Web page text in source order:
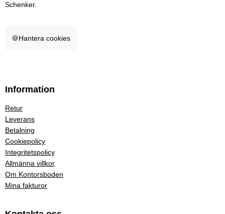
Schenker.
🍪Hantera cookies
Information
Retur
Leverans
Betalning
Cookiepolicy
Integritetspolicy
Allmänna villkor
Om Kontorsboden
Mina fakturor